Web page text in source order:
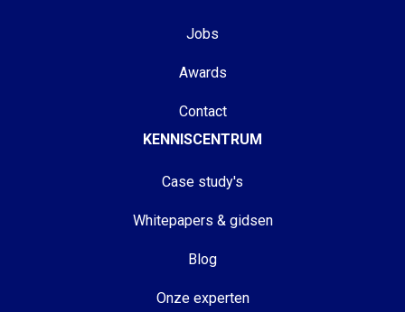
Jobs
Awards
Contact
KENNISCENTRUM
Case study's
Whitepapers & gidsen
Blog
Onze experten